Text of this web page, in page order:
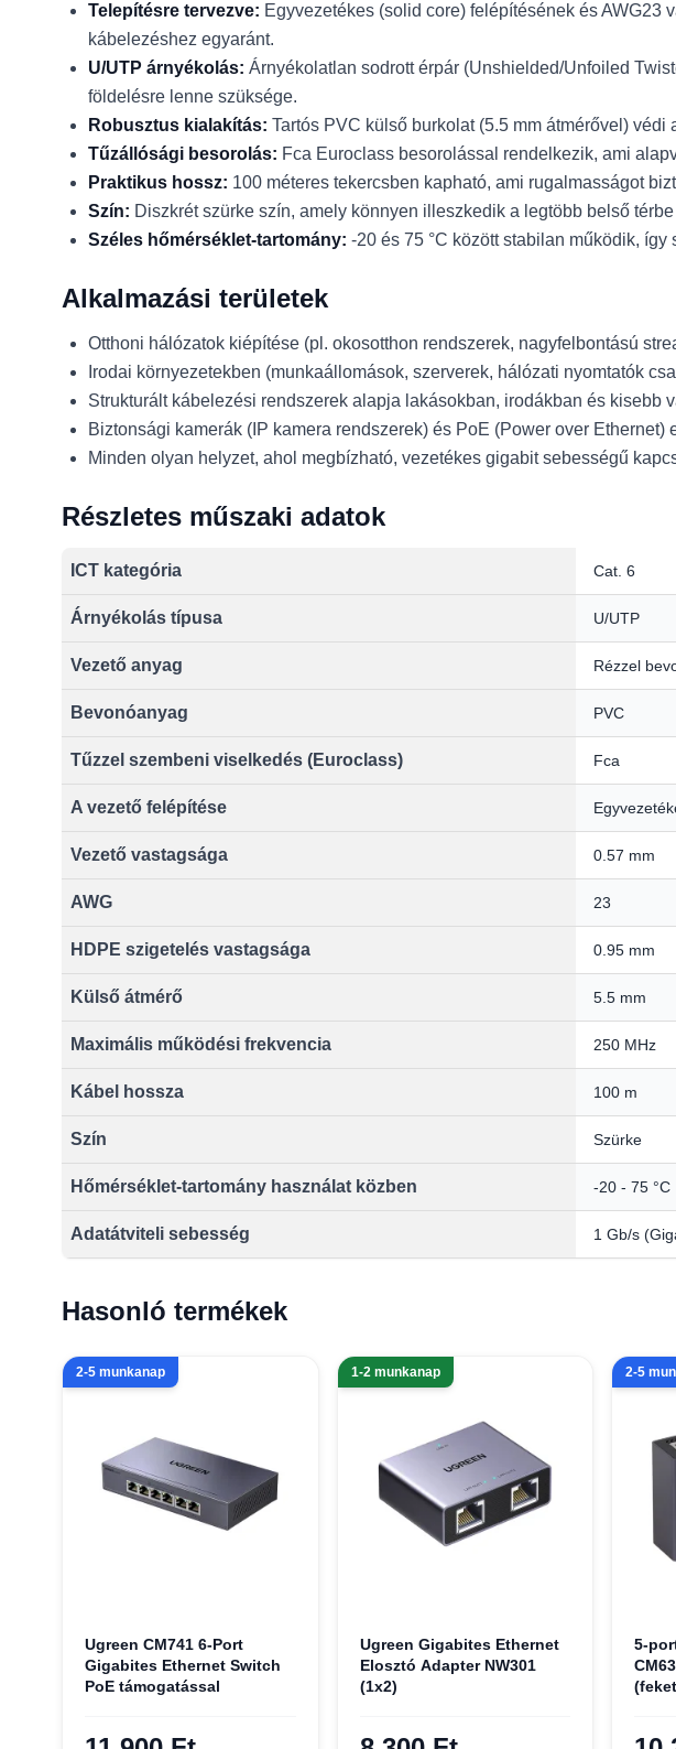
Telepítésre tervezve: Egyvezetékes (solid core) felépítésének és
kábelezéshez egyaránt.
U/UTP árnyékolás: Árnyékolatlan sodrott érpár (Unshielded/Unfoiled
földelésre lenne szüksége.
Robusztus kialakítás: Tartós PVC külső burkolat (5.5 mm átmérővel)
Tűzállósági besorolás: Fca Euroclass besorolással rendelkezik, ami
Praktikus hossz: 100 méteres tekercsben kapható, ami rugalmasságot
Szín: Diszkrét szürke szín, amely könnyen illeszkedik a legtöbb belső
Széles hőmérséklet-tartomány: -20 és 75 °C között stabilan működik,
Alkalmazási területek
Otthoni hálózatok kiépítése (pl. okosotthon rendszerek, nagyfelbontású
Irodai környezetekben (munkaállomások, szerverek, hálózati nyomtatók
Strukturált kábelezési rendszerek alapja lakásokban, irodákban és kisebb
Biztonsági kamerák (IP kamera rendszerek) és PoE (Power over
Minden olyan helyzet, ahol megbízható, vezetékes gigabit sebességű
Részletes műszaki adatok
ICT kategória Cat. 6
Árnyékolás típusa U/UTP
Vezető anyag Rézzel
Bevonóanyag PVC
Tűzzel szembeni viselkedés (Euroclass) Fca
A vezető felépítése
Vezető vastagsága 0.57 mm
AWG 23
HDPE szigetelés vastagsága 0.95 mm
Külső átmérő 5.5 mm
Maximális működési frekvencia 250 MHz
Kábel hossza 100 m
Szín Szürke
Hőmérséklet-tartomány használat közben -20 - 75 °C
Adatátviteli sebesség 1 Gb/s
Hasonló termékek
2-5 munkanap
Ugreen CM741 6-Port
Gigabites Ethernet Switch
PoE támogatással
1-2 munkanap
Ugreen Gigabites Ethernet
Elosztó Adapter NW301
(1x2)
2-5
5-